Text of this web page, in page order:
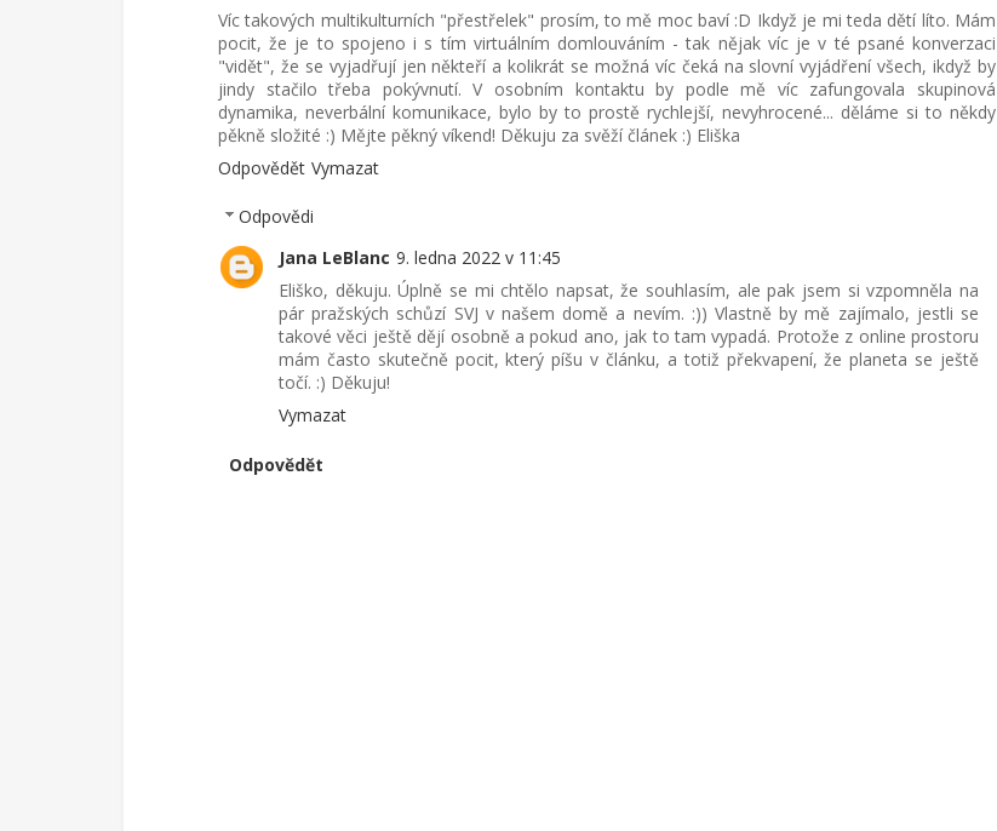
Víc takových multikulturních "přestřelek" prosím, to mě moc baví :D Ikdyž je mi teda dětí líto. Mám
pocit, že je to spojeno i s tím virtuálním domlouváním - tak nějak víc je v té psané konverzaci
"vidět", že se vyjadřují jen někteří a kolikrát se možná víc čeká na slovní vyjádření všech, ikdyž by
jindy stačilo třeba pokývnutí. V osobním kontaktu by podle mě víc zafungovala skupinová
dynamika, neverbální komunikace, bylo by to prostě rychlejší, nevyhrocené... děláme si to někdy
pěkně složité :) Mějte pěkný víkend! Děkuju za svěží článek :) Eliška
Odpovědět Vymazat
Odpovědi
Jana LeBlanc 9. ledna 2022 v 11:45
Eliško, děkuju. Úplně se mi chtělo napsat, že souhlasím, ale pak jsem si vzpomněla na
pár pražských schůzí SVJ v našem domě a nevím. :)) Vlastně by mě zajímalo, jestli se
takové věci ještě dějí osobně a pokud ano, jak to tam vypadá. Protože z online prostoru
mám často skutečně pocit, který píšu v článku, a totiž překvapení, že planeta se ještě
točí. :) Děkuju!
Vymazat
Odpovědět